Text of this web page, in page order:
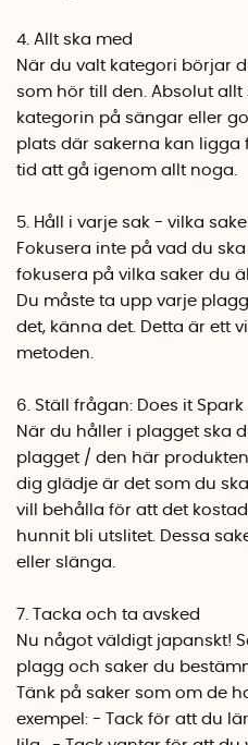
4. Allt ska med
När du valt kategori börjar
som hör till den. Absolut allt
kategorin på sängar eller
plats där sakerna kan ligga
tid att gå igenom allt noga.
5. Håll i varje sak - vilka
Fokusera inte på vad du
fokusera på vilka saker du
Du måste ta upp varje
det, känna det. Detta är ett
metoden.
6. Ställ frågan: Does it Spark
När du håller i plagget ska
plagget / den här
dig glädje är det som du
vill behålla för att det
hunnit bli utslitet. Dessa
eller slänga.
7. Tacka och ta avsked
Nu något väldigt japanskt!
plagg och saker du
Tänk på saker som om de
exempel: - Tack för att du